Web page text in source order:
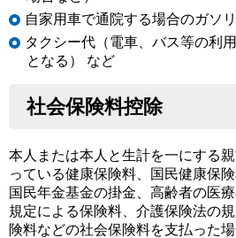
自家用車で通院する場合のガソ
タクシー代（電車、バス等の利
となる） など
社会保険料控除
本人または本人と生計を一にする
っている健康保険料、国民健康保
国民年金基金の掛金、高齢者の医
規定による保険料、介護保険法の
険料などの社会保険料を支払った